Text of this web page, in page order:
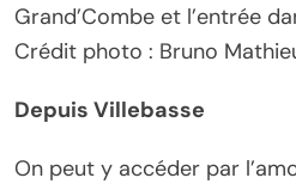
Grand’Combe et l’entrée
Crédit photo : Bruno
Depuis Villebasse
On peut y accéder par